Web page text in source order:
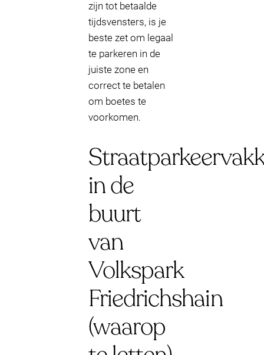
zijn tot betaalde
tijdsvensters, is je
beste zet om legaal
te parkeren in de
juiste zone en
correct te betalen
om boetes te
voorkomen.
in de
buurt
van
Volkspark
Friedrichshain
(waarop